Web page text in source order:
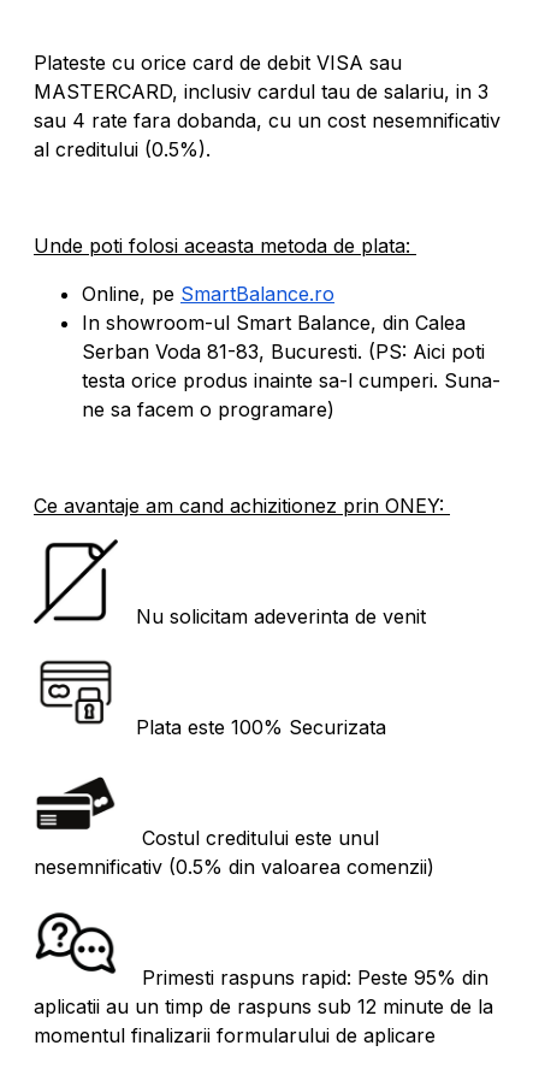
Plateste cu orice card de debit VISA sau
MASTERCARD, inclusiv cardul tau de salariu, in 3
sau 4 rate fara dobanda, cu un cost nesemnificativ
al creditului (0.5%).
Unde poti folosi aceasta metoda de plata:
Online, pe SmartBalance.ro
In showroom-ul Smart Balance, din Calea
Serban Voda 81-83, Bucuresti. (PS: Aici poti
testa orice produs inainte sa-l cumperi. Suna-
ne sa facem o programare)
Ce avantaje am cand achizitionez prin ONEY:
Nu solicitam adeverinta de venit
Plata este 100% Securizata
Costul creditului este unul
nesemnificativ (0.5% din valoarea comenzii)
Primesti raspuns rapid: Peste 95% din
aplicatii au un timp de raspuns sub 12 minute de la
momentul finalizarii formularului de aplicare